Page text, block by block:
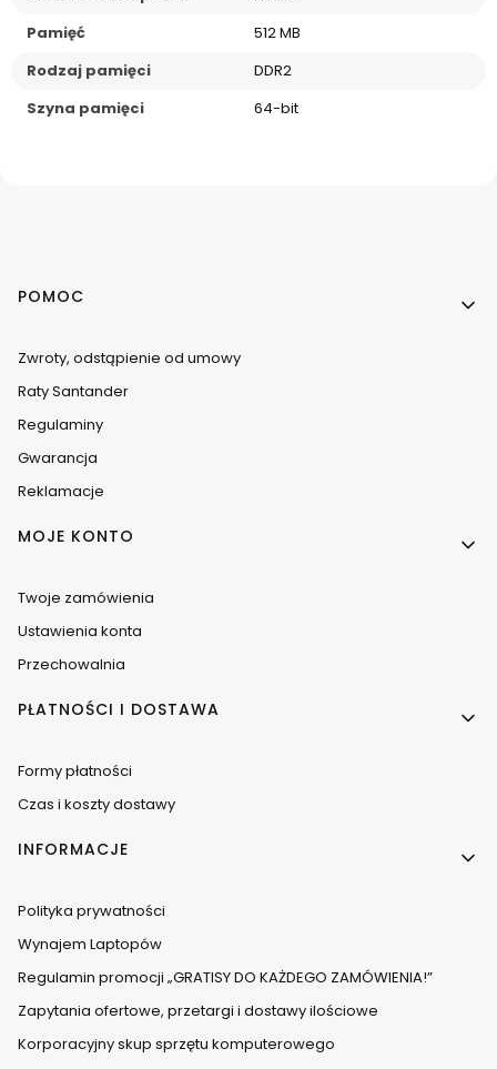
Pamięć
512 MB
Rodzaj pamięci
DDR2
Szyna pamięci
64-bit
Linki w stopce
POMOC
Zwroty, odstąpienie od umowy
Raty Santander
Regulaminy
Gwarancja
Reklamacje
MOJE KONTO
Twoje zamówienia
Ustawienia konta
Przechowalnia
PŁATNOŚCI I DOSTAWA
Formy płatności
Czas i koszty dostawy
INFORMACJE
Polityka prywatności
Wynajem Laptopów
Regulamin promocji „GRATISY DO KAŻDEGO ZAMÓWIENIA!”
Zapytania ofertowe, przetargi i dostawy ilościowe
Korporacyjny skup sprzętu komputerowego